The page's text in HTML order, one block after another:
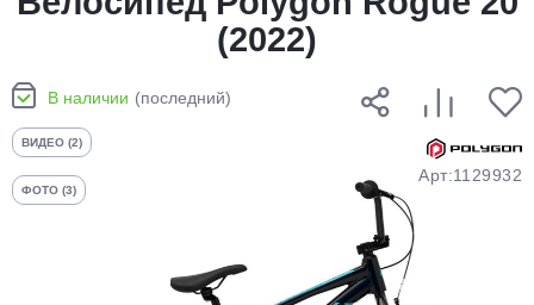
(2022)
В наличии (последний)
ВИДЕО (2)
ФОТО (3)
Арт:1129932
без переплат
График платежей